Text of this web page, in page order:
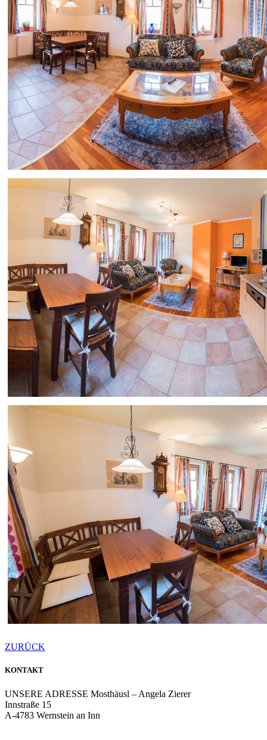
ZURÜCK
KONTAKT
UNSERE ADRESSE Mosthäusl – Angela Zierer
Innstraße 15
A-4783 Wernstein an Inn